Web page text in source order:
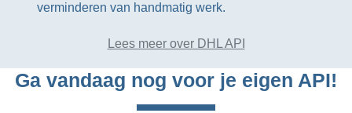
verminderen van handmatig werk.
Lees meer over DHL API
Ga vandaag nog voor je eigen API!